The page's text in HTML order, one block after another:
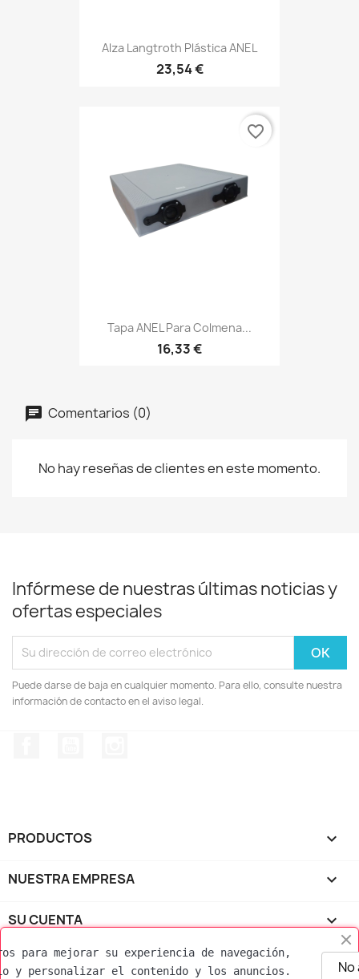
Alza Langtroth Plástica ANEL
23,54 €
Tapa ANEL Para Colmena...
16,33 €
favorite_border
Comentarios (0)
No hay reseñas de clientes en este momento.
Infórmese de nuestras últimas noticias y
ofertas especiales
Puede darse de baja en cualquier momento. Para ello, consulte nuestra
información de contacto en el aviso legal.
PRODUCTOS 
NUESTRA EMPRESA 
SU CUENTA 
INFORMACIÓN DE LA TIENDA keyboard_arrow_down
para mejorar su experiencia de navegación,
personalizar el contenido y los anuncios.